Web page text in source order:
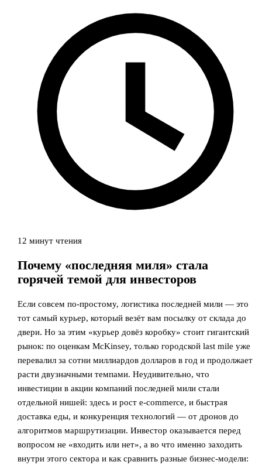
12 минут чтения
Почему «последняя миля» стала
горячей темой для инвесторов
Если совсем по‑простому, логистика последней мили — это
тот самый курьер, который везёт вам посылку от склада до
двери. Но за этим «курьер довёз коробку» стоит гигантский
рынок: по оценкам McKinsey, только городской last mile уже
перевалил за сотни миллиардов долларов в год и продолжает
расти двузначными темпами. Неудивительно, что
инвестиции в акции компаний последней мили стали
отдельной нишей: здесь и рост e‑commerce, и быстрая
доставка еды, и конкуренция технологий — от дронов до
алгоритмов маршрутизации. Инвестор оказывается перед
вопросом не «входить или нет», а во что именно заходить
внутри этого сектора и как сравнить разные бизнес‑модели: